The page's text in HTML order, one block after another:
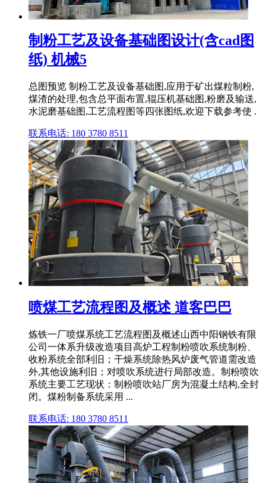
制粉工艺及设备基础图设计(含cad图
纸) 机械5
总图预览 制粉工艺及设备基础图,应用于矿出煤粒制粉,
煤渣的处理,包含总平面布置,辊压机基础图,粉磨及输送,
水泥磨基础图,工艺流程图等四张图纸,欢迎下载参考使 .
联系电话: 180 3780 8511
喷煤工艺流程图及概述 道客巴巴
炼铁一厂喷煤系统工艺流程图及概述山西中阳钢铁有限
公司一体系升级改造项目高炉工程制粉喷吹系统制粉、
收粉系统全部利旧；干燥系统除热风炉废气管道需改造
外,其他设施利旧；对喷吹系统进行局部改造。制粉喷吹
系统主要工艺现状：制粉喷吹站厂房为混凝土结构,全封
闭。煤粉制备系统采用 ...
联系电话: 180 3780 8511